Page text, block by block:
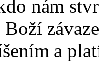
nám
a